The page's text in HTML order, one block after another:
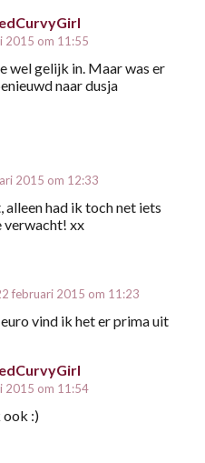
2015 om 11:55
wel gelijk in. Maar was er
naar dusja
2015 om 12:33
alleen had ik toch net iets
verwacht! xx
februari 2015 om 11:23
vind ik het er prima uit
2015 om 11:54
ook :)